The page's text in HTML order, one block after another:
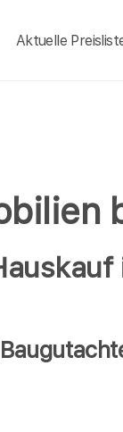
Aktuelle